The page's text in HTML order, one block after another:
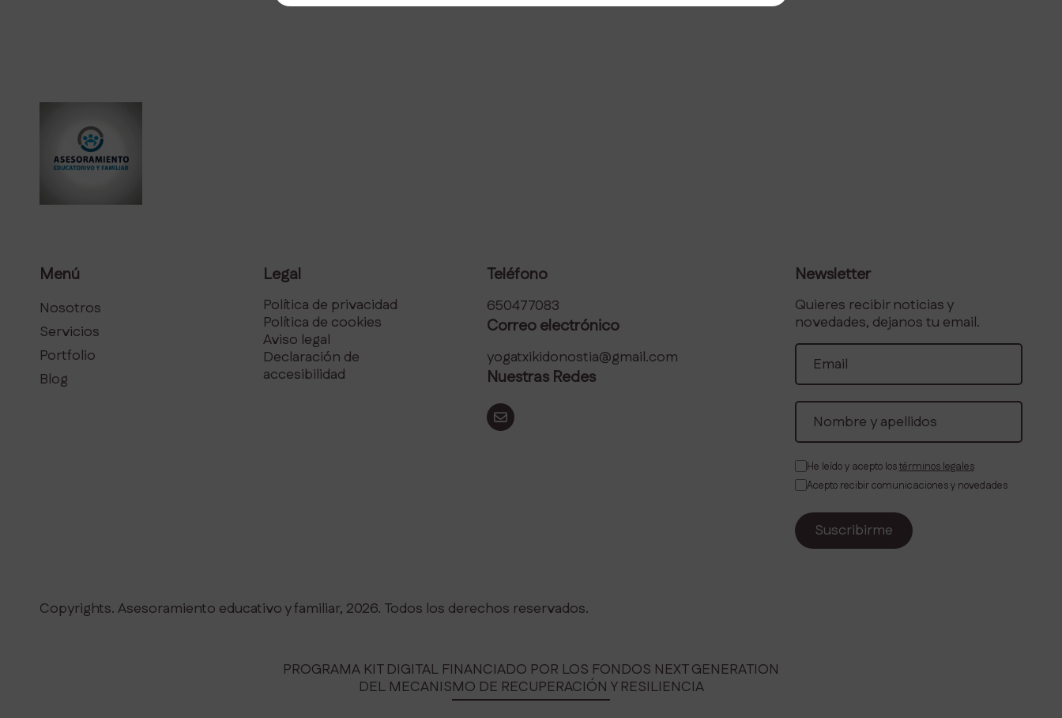
Menú
Nosotros
Servicios
Portfolio
Blog
Legal
Política de privacidad
Política de cookies
Aviso legal
Declaración de
accesibilidad
Teléfono
650477083
Correo electrónico
yogatxikidonostia@gmail.com
Nuestras Redes
Newsletter
Quieres recibir noticias y
novedades, dejanos tu email.
He leído y acepto lostérminos legales
Acepto recibir comunicaciones y novedades
Copyrights. Asesoramiento educativo y familiar, 2026. Todos los derechos reservados.
PROGRAMA KIT DIGITAL FINANCIADO POR LOS FONDOS NEXT GENERATION
DEL MECANISMO DE RECUPERACIÓN Y RESILIENCIA